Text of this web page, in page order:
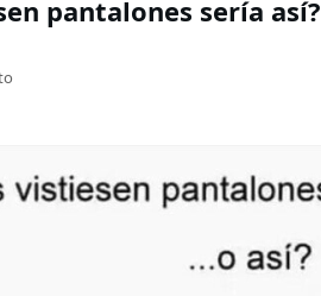
pantalones sería así?